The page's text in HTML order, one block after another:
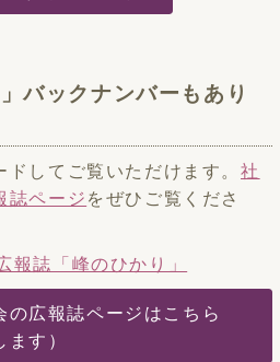
バックナンバーもあり
してご覧いただけます。 社
誌ページ をぜひご覧くださ
の広報誌ページはこちら
ます）